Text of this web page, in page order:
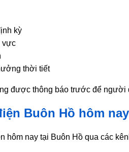
kỳ
vực
thời tiết
được thông báo trước để người
Buôn Hồ hôm nay
hôm nay tại Buôn Hồ qua các